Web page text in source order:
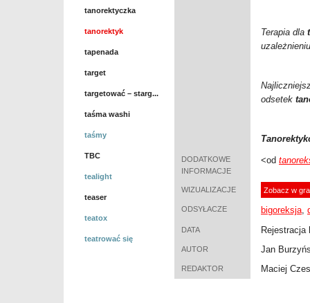
tanorektyczka
tanorektyk
tapenada
target
targetować – starg...
taśma washi
taśmy
TBC
tealight
teaser
teatox
teatrować się
Terapia dla
uzależnieniu
odsetek
DODATKOWE
INFORMACJE
<od
WIZUALIZACJE Zobacz w
ODSYŁACZE bigoreksja,
DATA Rejestracja
AUTOR Jan
REDAKTOR Maciej